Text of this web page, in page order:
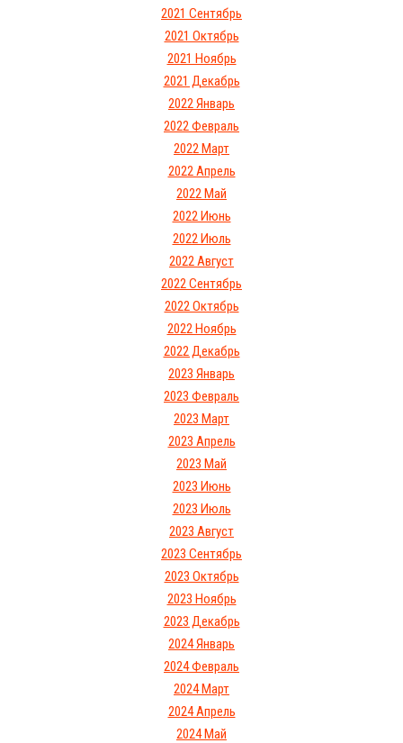
2021 Сентябрь
2021 Октябрь
2021 Ноябрь
2021 Декабрь
2022 Январь
2022 Февраль
2022 Март
2022 Апрель
2022 Май
2022 Июнь
2022 Июль
2022 Август
2022 Сентябрь
2022 Октябрь
2022 Ноябрь
2022 Декабрь
2023 Январь
2023 Февраль
2023 Март
2023 Апрель
2023 Май
2023 Июнь
2023 Июль
2023 Август
2023 Сентябрь
2023 Октябрь
2023 Ноябрь
2023 Декабрь
2024 Январь
2024 Февраль
2024 Март
2024 Апрель
2024 Май